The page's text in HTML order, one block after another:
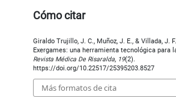
Cómo citar
Giraldo Trujillo, J. C., Muñoz, J. E., & Villada, J.
Exergames: una herramienta tecnológica para
Revista Médica De Risaralda, 19(2).
https://doi.org/10.22517/25395203.8527
Más formatos de cita